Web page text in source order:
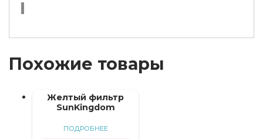
Похожие товары
Желтый фильтр
SunKingdom
ПОДРОБНЕЕ